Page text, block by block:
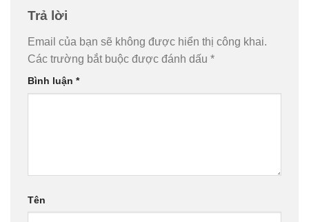
Trả lời
Email của bạn sẽ không được hiển thị công khai.
Các trường bắt buộc được đánh dấu *
Bình luận *
Tên